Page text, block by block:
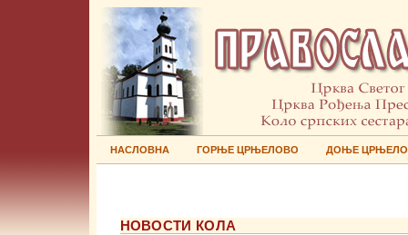
НАСЛОВНА ГОРЊЕ ЦРЊЕЛОВО ДОЊЕ
НОВОСТИ КОЛА